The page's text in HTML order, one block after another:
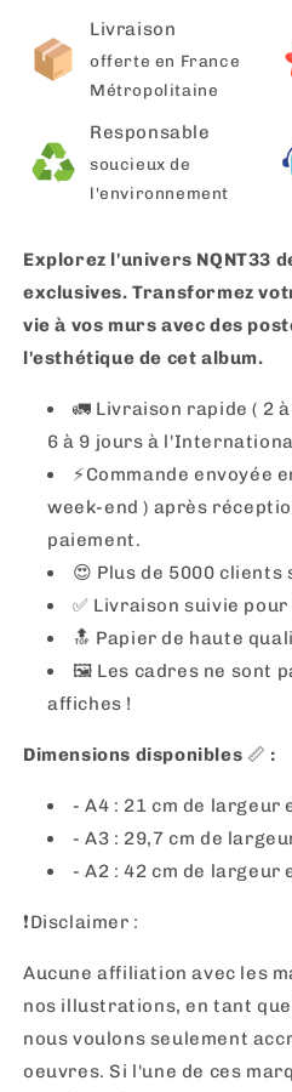
Livraison
offerte en France
Métropolitaine
Responsable
soucieux de
l'environnement
Explorez l'univers NQNT33
exclusives. Transformez
vie à vos murs avec des
l'esthétique de cet album.
🚛 Livraison rapide ( 2
6 à 9 jours à
⚡️Commande envoyée
week-end ) après
paiement.
😍 Plus de 5000
✅ Livraison suivie
🔝 Papier de haute
🖼 Les cadres ne sont
affiches !
Dimensions disponibles 📏 :
- A4 : 21 cm de largeur
- A3 : 29,7 cm de
- A2 : 42 cm de largeur
❗️Disclaimer :
Aucune affiliation avec les
nos illustrations, en tant
nous voulons seulement
oeuvres. Si l'une de ces